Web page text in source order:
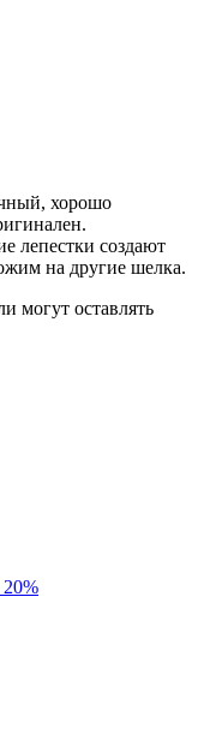
хорошо
лепестки создают
на другие шелка.
могут оставлять